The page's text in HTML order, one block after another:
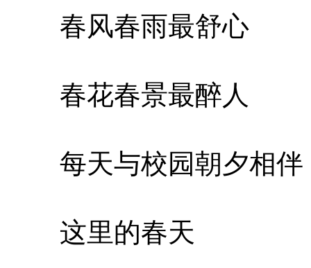
春风春雨最舒心
春花春景最醉人
每天与校园朝夕相伴
这里的春天